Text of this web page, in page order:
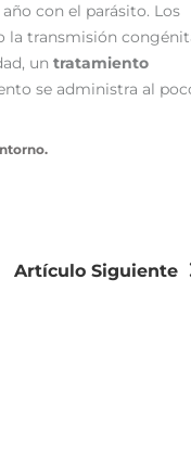
con el parásito. Los
la transmisión
un tratamiento
se administra al
Artículo Siguiente